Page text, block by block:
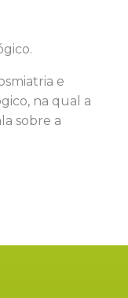
e
na qual a
sobre a